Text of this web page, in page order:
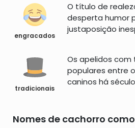
engracados
O título de
desperta humor
justaposição
tradicionais
Os apelidos
populares entre
caninos há
Nomes de cachorro